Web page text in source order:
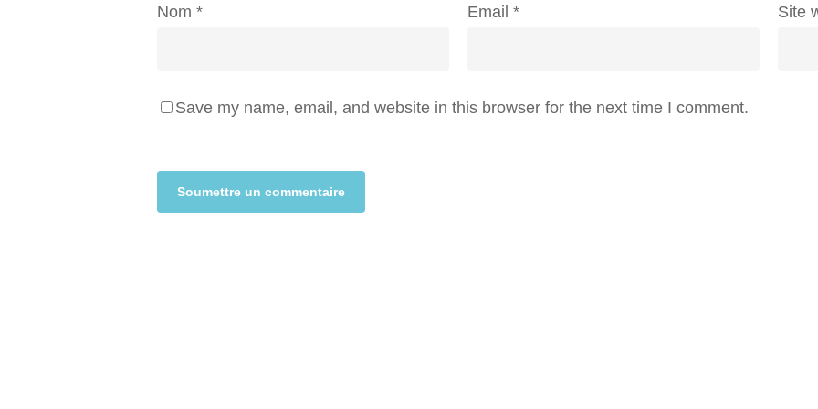
Nom * Email * Site
Save my name, email, and website in this browser for the next time I comment.